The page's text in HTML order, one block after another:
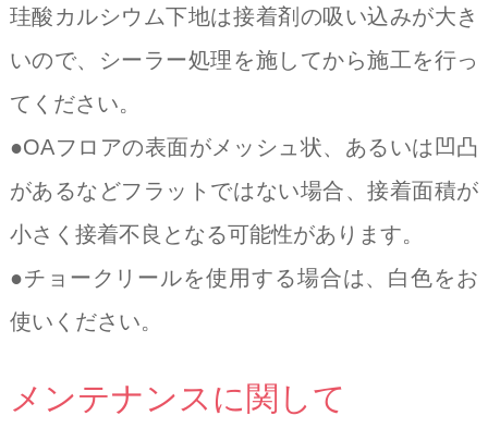
珪酸カルシウム下地は接着剤の吸い込みが大き
いので、シーラー処理を施してから施工を行っ
てください。
●OAフロアの表面がメッシュ状、あるいは凹凸
があるなどフラットではない場合、接着面積が
小さく接着不良となる可能性があります。
●チョークリールを使用する場合は、白色をお
使いください。
メンテナンスに関して